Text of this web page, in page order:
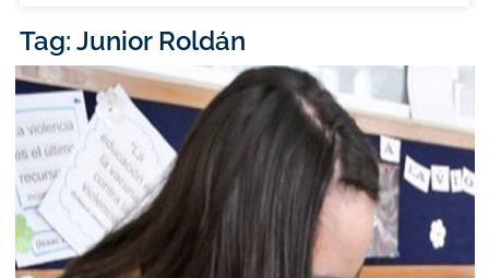
Tag: Junior Roldán